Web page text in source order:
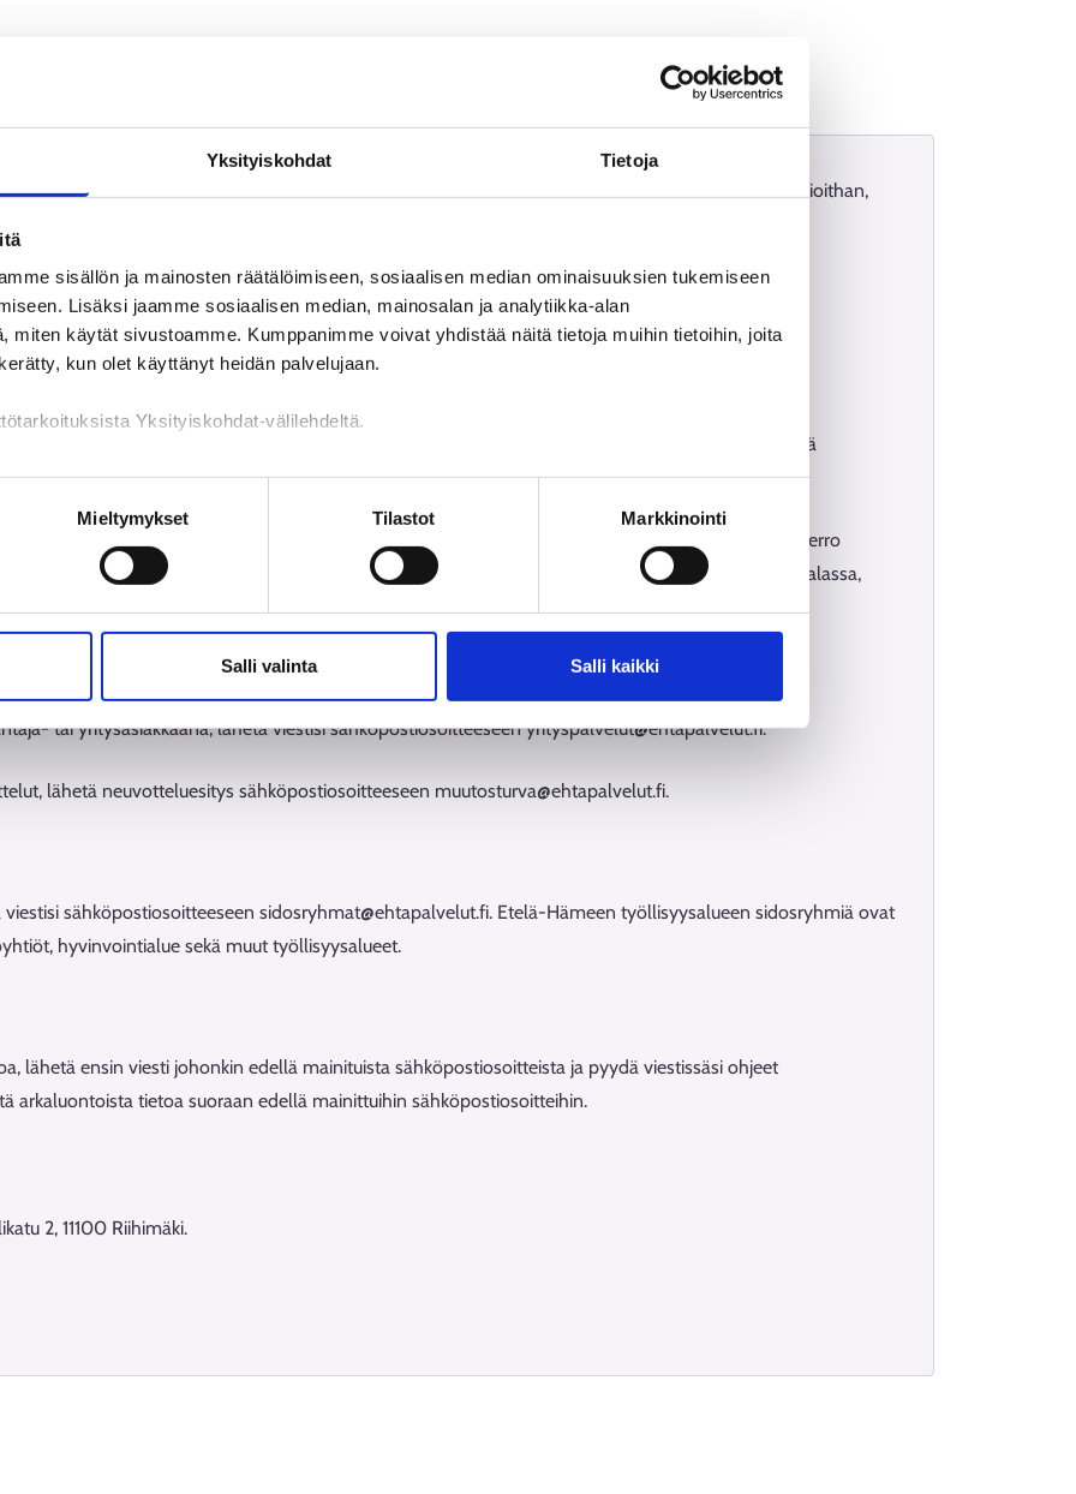
Yksityiskohdat Tietoja
sisällön ja mainosten räätälöimiseen, sosiaalisen median ominaisuuksien tukemiseen
Lisäksi jaamme sosiaalisen median, mainosalan ja analytiikka-alan
miten käytät sivustoamme. Kumppanimme voivat yhdistää näitä tietoja muihin tietoihin, joita
kun olet käyttänyt heidän palvelujaan.
Yksityiskohdat-välilehdeltä.
käsittely
Mieltymykset Tilastot Markkinointi
Salli valinta Salli kaikki
postitse, asioimalla toimipisteessämme tai Asiointi-osion yhteydenottolomakkeella. Huomioithan,
tai sähköpostitse. Käynnistä työnhaku Työmarkkinatorin Asiointi-palvelussa tai asioimalla
lähetä viestisi sähköpostiosoitteeseen asiakaspalvelu@ehtapalvelut.fi. Huomioithan, että
Käynnistä työnhaku Työmarkkinatorin Asiointi-palvelussa tai asioimalla toimipisteessämme.
ja uraohjaukseen, lähetä viesti sähköpostiosoitteeseen ammatinvalinta@ehtapalvelut.fi. Kerro
haluat asioida vai haluatko asioida puhelimitse tai videoyhteydellä. Voit asioida Riihimäellä, Janakkalassa,
tai yritysasiakkaana, lähetä viestisi sähköpostiosoitteeseen yrityspalvelut@ehtapalvelut.fi.
lähetä neuvotteluesitys sähköpostiosoitteeseen muutosturva@ehtapalvelut.fi.
sähköpostiosoitteeseen sidosryhmat@ehtapalvelut.fi. Etelä-Hämeen työllisyysalueen sidosryhmiä ovat
hyvinvointialue sekä muut työllisyysalueet.
lähetä ensin viesti johonkin edellä mainituista sähköpostiosoitteista ja pyydä viestissäsi ohjeet
arkaluontoista tietoa suoraan edellä mainittuihin sähköpostiosoitteihin.
2, 11100 Riihimäki.